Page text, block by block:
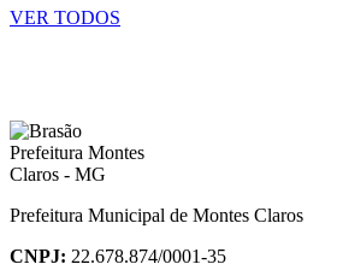
VER TODOS
Prefeitura Municipal de Montes Claros
CNPJ: 22.678.874/0001-35